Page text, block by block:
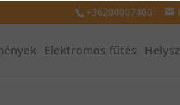
+36204007400
Elektromos fűtés